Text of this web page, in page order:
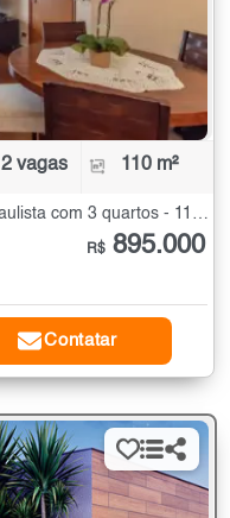
2 vagas 110 m²
Apartamento à Venda no Planalto Paulista com 3 quartos - 110 m²
R$ 895.000
Contatar